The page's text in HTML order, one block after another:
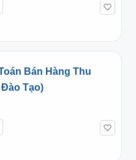
Bán Hàng Thu
Đào Tạo)